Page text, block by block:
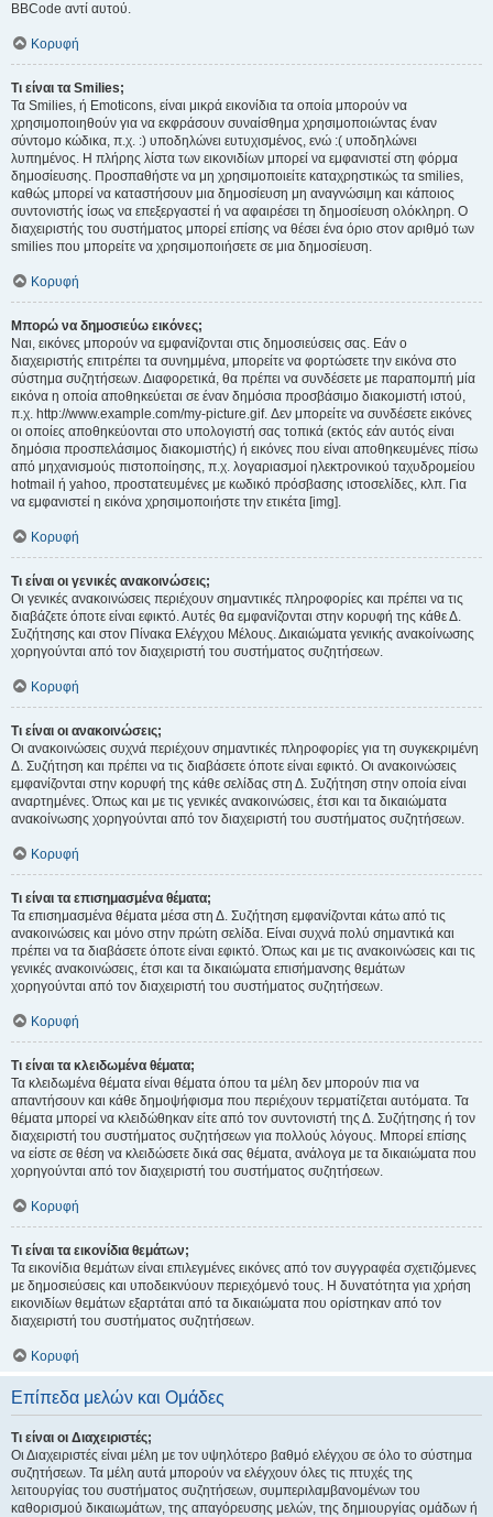
BBCode αντί αυτού.
Κορυφή
Τι είναι τα Smilies;
Τα Smilies, ή Emoticons, είναι μικρά εικονίδια τα οποία μπορούν να
χρησιμοποιηθούν για να εκφράσουν συναίσθημα χρησιμοποιώντας έναν
σύντομο κώδικα, π.χ. :) υποδηλώνει ευτυχισμένος, ενώ :( υποδηλώνει
λυπημένος. Η πλήρης λίστα των εικονιδίων μπορεί να εμφανιστεί στη φόρμα
δημοσίευσης. Προσπαθήστε να μη χρησιμοποιείτε καταχρηστικώς τα smilies,
καθώς μπορεί να καταστήσουν μια δημοσίευση μη αναγνώσιμη και κάποιος
συντονιστής ίσως να επεξεργαστεί ή να αφαιρέσει τη δημοσίευση ολόκληρη. Ο
διαχειριστής του συστήματος μπορεί επίσης να θέσει ένα όριο στον αριθμό των
smilies που μπορείτε να χρησιμοποιήσετε σε μια δημοσίευση.
Κορυφή
Μπορώ να δημοσιεύω εικόνες;
Ναι, εικόνες μπορούν να εμφανίζονται στις δημοσιεύσεις σας. Εάν ο
διαχειριστής επιτρέπει τα συνημμένα, μπορείτε να φορτώσετε την εικόνα στο
σύστημα συζητήσεων. Διαφορετικά, θα πρέπει να συνδέσετε με παραπομπή μία
εικόνα η οποία αποθηκεύεται σε έναν δημόσια προσβάσιμο διακομιστή ιστού,
π.χ. http://www.example.com/my-picture.gif. Δεν μπορείτε να συνδέσετε εικόνες
οι οποίες αποθηκεύονται στο υπολογιστή σας τοπικά (εκτός εάν αυτός είναι
δημόσια προσπελάσιμος διακομιστής) ή εικόνες που είναι αποθηκευμένες πίσω
από μηχανισμούς πιστοποίησης, π.χ. λογαριασμοί ηλεκτρονικού ταχυδρομείου
hotmail ή yahoo, προστατευμένες με κωδικό πρόσβασης ιστοσελίδες, κλπ. Για
να εμφανιστεί η εικόνα χρησιμοποιήστε την ετικέτα [img].
Κορυφή
Τι είναι οι γενικές ανακοινώσεις;
Οι γενικές ανακοινώσεις περιέχουν σημαντικές πληροφορίες και πρέπει να τις
διαβάζετε όποτε είναι εφικτό. Αυτές θα εμφανίζονται στην κορυφή της κάθε Δ.
Συζήτησης και στον Πίνακα Ελέγχου Μέλους. Δικαιώματα γενικής ανακοίνωσης
χορηγούνται από τον διαχειριστή του συστήματος συζητήσεων.
Κορυφή
Τι είναι οι ανακοινώσεις;
Οι ανακοινώσεις συχνά περιέχουν σημαντικές πληροφορίες για τη συγκεκριμένη
Δ. Συζήτηση και πρέπει να τις διαβάσετε όποτε είναι εφικτό. Οι ανακοινώσεις
εμφανίζονται στην κορυφή της κάθε σελίδας στη Δ. Συζήτηση στην οποία είναι
αναρτημένες. Όπως και με τις γενικές ανακοινώσεις, έτσι και τα δικαιώματα
ανακοίνωσης χορηγούνται από τον διαχειριστή του συστήματος συζητήσεων.
Κορυφή
Τι είναι τα επισημασμένα θέματα;
Τα επισημασμένα θέματα μέσα στη Δ. Συζήτηση εμφανίζονται κάτω από τις
ανακοινώσεις και μόνο στην πρώτη σελίδα. Είναι συχνά πολύ σημαντικά και
πρέπει να τα διαβάσετε όποτε είναι εφικτό. Όπως και με τις ανακοινώσεις και τις
γενικές ανακοινώσεις, έτσι και τα δικαιώματα επισήμανσης θεμάτων
χορηγούνται από τον διαχειριστή του συστήματος συζητήσεων.
Κορυφή
Τι είναι τα κλειδωμένα θέματα;
Τα κλειδωμένα θέματα είναι θέματα όπου τα μέλη δεν μπορούν πια να
απαντήσουν και κάθε δημοψήφισμα που περιέχουν τερματίζεται αυτόματα. Τα
θέματα μπορεί να κλειδώθηκαν είτε από τον συντονιστή της Δ. Συζήτησης ή τον
διαχειριστή του συστήματος συζητήσεων για πολλούς λόγους. Μπορεί επίσης
να είστε σε θέση να κλειδώσετε δικά σας θέματα, ανάλογα με τα δικαιώματα που
χορηγούνται από τον διαχειριστή του συστήματος συζητήσεων.
Κορυφή
Τι είναι τα εικονίδια θεμάτων;
Τα εικονίδια θεμάτων είναι επιλεγμένες εικόνες από τον συγγραφέα σχετιζόμενες
με δημοσιεύσεις και υποδεικνύουν περιεχόμενό τους. Η δυνατότητα για χρήση
εικονιδίων θεμάτων εξαρτάται από τα δικαιώματα που ορίστηκαν από τον
διαχειριστή του συστήματος συζητήσεων.
Κορυφή
Επίπεδα μελών και Ομάδες
Τι είναι οι Διαχειριστές;
Οι Διαχειριστές είναι μέλη με τον υψηλότερο βαθμό ελέγχου σε όλο το σύστημα
συζητήσεων. Τα μέλη αυτά μπορούν να ελέγχουν όλες τις πτυχές της
λειτουργίας του συστήματος συζητήσεων, συμπεριλαμβανομένων του
καθορισμού δικαιωμάτων, της απαγόρευσης μελών, της δημιουργίας ομάδων ή